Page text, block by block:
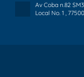
Av Coba n.82
Local No. 1 ,